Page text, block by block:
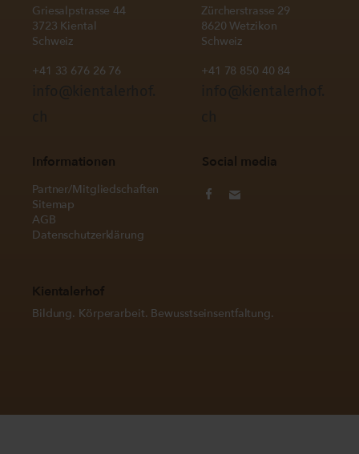
Griesalpstrasse 44
3723 Kiental
Schweiz
+41 33 676 26 76
Zürcherstrasse 29
8620 Wetzikon
Schweiz
+41 78 850 40 84
Informationen
Partner/Mitgliedschaften
Sitemap
AGB
Datenschutzerklärung
Social media
Kientalerhof
Bildung. Körperarbeit. Bewusstseinsentfaltung.